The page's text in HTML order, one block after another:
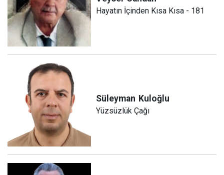
Hayatın İçinden Kısa Kısa - 181
Süleyman Kuloğlu
Yüzsüzlük Çağı